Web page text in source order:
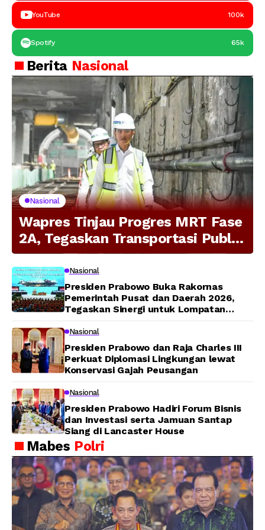
YouTube 100k
Spotify 65k
Berita Nasional
Nasional
Wapres Tinjau Progres MRT Fase
2A, Tegaskan Transportasi Publik
Modern Jadi Prioritas Nasional
Nasional
Presiden Prabowo Buka Rakornas
Pemerintah Pusat dan Daerah 2026,
Tegaskan Sinergi untuk Lompatan
Nasional
Presiden Prabowo dan Raja Charles III
Perkuat Diplomasi Lingkungan lewat
Konservasi Gajah Peusangan
Nasional
Presiden Prabowo Hadiri Forum Bisnis
dan Investasi serta Jamuan Santap
Siang di Lancaster House
Mabes Polri